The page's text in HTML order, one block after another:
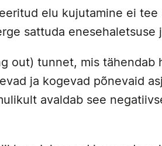
elu kujutamine ei tee
sattuda enesehaletsuse
out) tunnet, mis tähendab
ja kogevad põnevaid
avaldab see